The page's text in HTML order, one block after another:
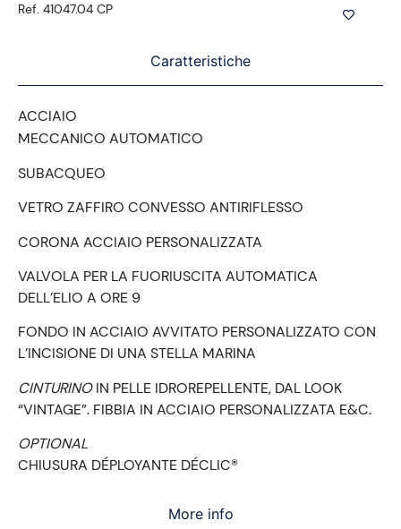
Ref. 41047.04 CP
Caratteristiche
More info
ACCIAIO
MECCANICO AUTOMATICO
SUBACQUEO
VETRO ZAFFIRO CONVESSO ANTIRIFLESSO
CORONA ACCIAIO PERSONALIZZATA
VALVOLA PER LA FUORIUSCITA AUTOMATICA
DELL’ELIO A ORE 9
FONDO IN ACCIAIO AVVITATO PERSONALIZZATO CON
L’INCISIONE DI UNA STELLA MARINA
CINTURINOIN PELLE IDROREPELLENTE, DAL LOOK
“VINTAGE”. FIBBIA IN ACCIAIO PERSONALIZZATA E&C.
OPTIONAL
CHIUSURA DÉPLOYANTE DÉCLIC®